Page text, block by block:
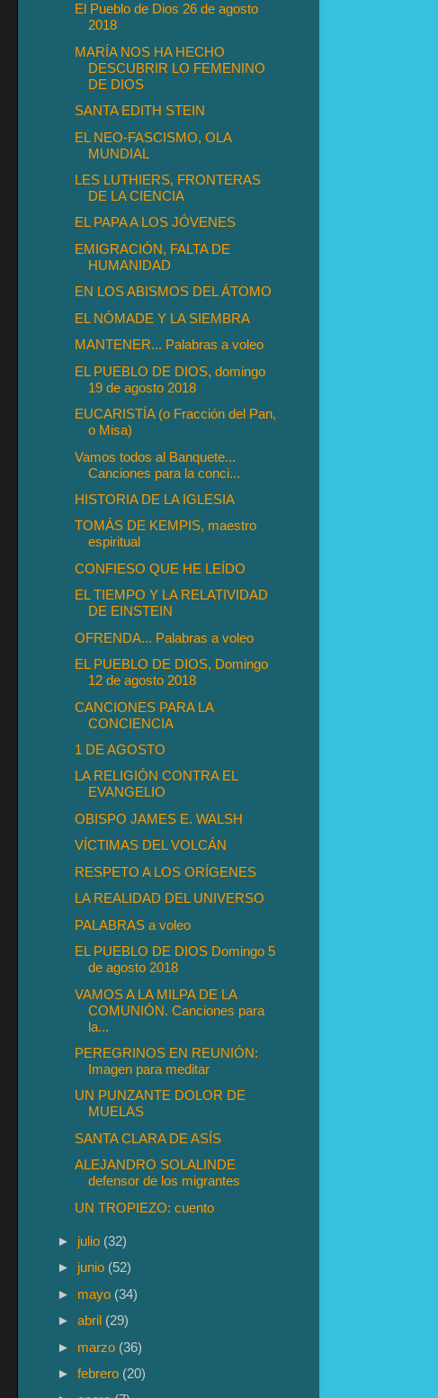
El Pueblo de Dios 26 de agosto
2018
MARÍA NOS HA HECHO
DESCUBRIR LO FEMENINO
DE DIOS
SANTA EDITH STEIN
EL NEO-FASCISMO, OLA
MUNDIAL
LES LUTHIERS, FRONTERAS
DE LA CIENCIA
EL PAPA A LOS JÓVENES
EMIGRACIÓN, FALTA DE
HUMANIDAD
EN LOS ABISMOS DEL ÁTOMO
EL NÓMADE Y LA SIEMBRA
MANTENER... Palabras a voleo
EL PUEBLO DE DIOS, domingo
19 de agosto 2018
EUCARISTÍA (o Fracción del Pan,
o Misa)
Vamos todos al Banquete...
Canciones para la conci...
HISTORIA DE LA IGLESIA
TOMÁS DE KEMPIS, maestro
espiritual
CONFIESO QUE HE LEÍDO
EL TIEMPO Y LA RELATIVIDAD
DE EINSTEIN
OFRENDA... Palabras a voleo
EL PUEBLO DE DIOS, Domingo
12 de agosto 2018
CANCIONES PARA LA
CONCIENCIA
1 DE AGOSTO
LA RELIGIÓN CONTRA EL
EVANGELIO
OBISPO JAMES E. WALSH
VÍCTIMAS DEL VOLCÁN
RESPETO A LOS ORÍGENES
LA REALIDAD DEL UNIVERSO
PALABRAS a voleo
EL PUEBLO DE DIOS Domingo 5
de agosto 2018
VAMOS A LA MILPA DE LA
COMUNIÓN. Canciones para
la...
PEREGRINOS EN REUNIÓN:
Imagen para meditar
UN PUNZANTE DOLOR DE
MUELAS
SANTA CLARA DE ASÍS
ALEJANDRO SOLALINDE
defensor de los migrantes
UN TROPIEZO: cuento
► julio (32)
► junio (52)
► mayo (34)
►abril (29)
► marzo (36)
►febrero (20)